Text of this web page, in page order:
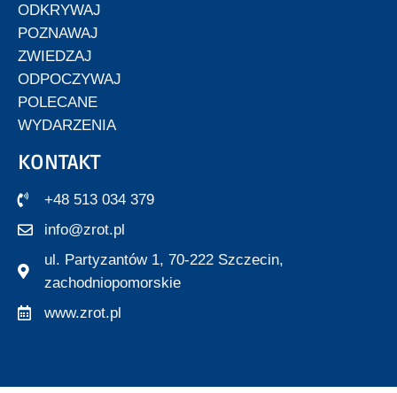
ODKRYWAJ
POZNAWAJ
ZWIEDZAJ
ODPOCZYWAJ
POLECANE
WYDARZENIA
KONTAKT
+48 513 034 379
info@zrot.pl
ul. Partyzantów 1, 70-222 Szczecin,
zachodniopomorskie
www.zrot.pl